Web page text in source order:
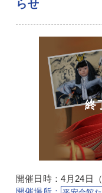
らせ
開催日時：4月24日